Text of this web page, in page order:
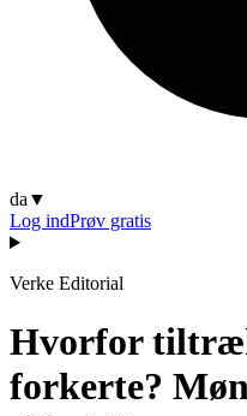
da ▼
Log indPrøv gratis
Verke Editorial
Hvorfor
forkerte?